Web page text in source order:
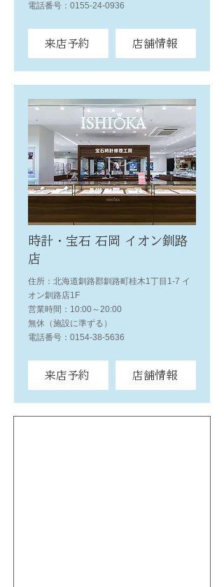
電話番号：0155-24-0936
来店予約 店舗情報
時計・宝石 石岡 イオン釧路
店
住所：北海道釧路郡釧路町桂木1丁目1-7 イ
オン釧路店1F
営業時間：10:00～20:00
無休（施設に準ずる）
電話番号：0154-38-5636
来店予約 店舗情報